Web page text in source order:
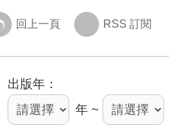
回上一頁 RSS 訂閱
出版年
年 ~